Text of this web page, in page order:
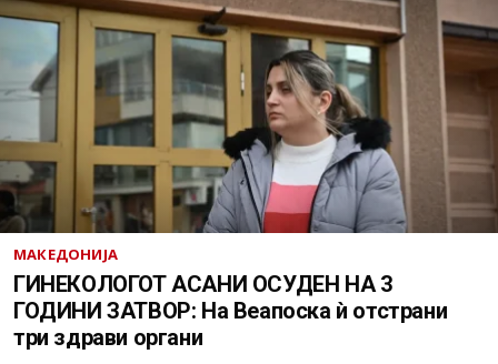
МАКЕДОНИЈА
ГИНЕКОЛОГОТ АСАНИ ОСУДЕН НА 3
ГОДИНИ ЗАТВОР: На Веапоска ѝ отстрани
три здрави органи